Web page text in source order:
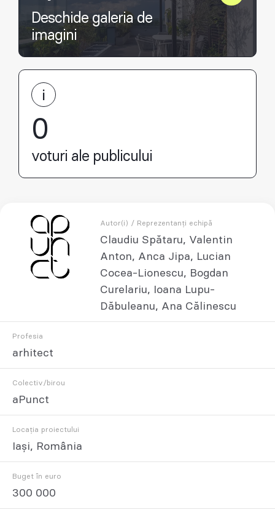
Deschide galeria de
imagini
0
voturi ale publicului
Autor(i) / Reprezentanți echipă
Claudiu Spătaru, Valentin
Anton, Anca Jipa, Lucian
Cocea-Lionescu, Bogdan
Curelariu, Ioana Lupu-
Dăbuleanu, Ana Călinescu
Profesia
arhitect
Colectiv/birou
aPunct
Locația proiectului
Iași, România
Buget în euro
300 000